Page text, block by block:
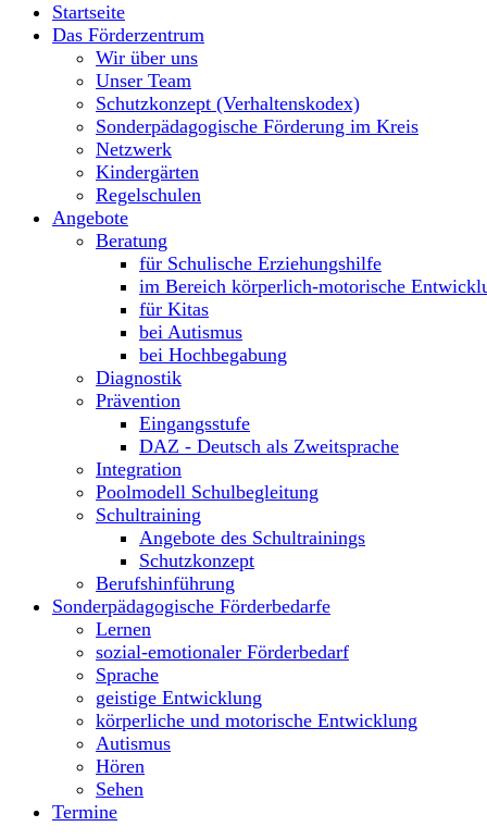
Startseite
Das Förderzentrum
Wir über uns
Unser Team
Schutzkonzept (Verhaltenskodex)
Sonderpädagogische Förderung im Kreis
Netzwerk
Kindergärten
Regelschulen
Angebote
Beratung
für Schulische Erziehungshilfe
im Bereich körperlich-motorische
für Kitas
bei Autismus
bei Hochbegabung
Diagnostik
Prävention
Eingangsstufe
DAZ - Deutsch als Zweitsprache
Integration
Poolmodell Schulbegleitung
Schultraining
Angebote des Schultrainings
Schutzkonzept
Berufshinführung
Sonderpädagogische Förderbedarfe
Lernen
sozial-emotionaler Förderbedarf
Sprache
geistige Entwicklung
körperliche und motorische Entwicklung
Autismus
Hören
Sehen
Termine